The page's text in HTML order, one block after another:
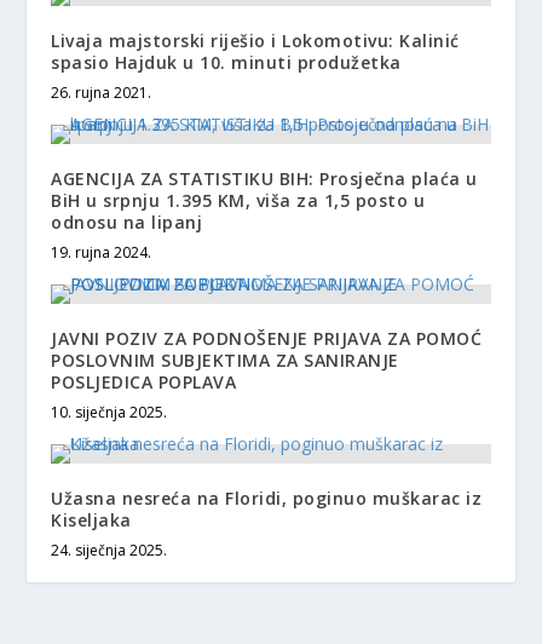
Livaja majstorski riješio i Lokomotivu: Kalinić
spasio Hajduk u 10. minuti produžetka
26. rujna 2021.
AGENCIJA ZA STATISTIKU BIH: Prosječna plaća u
BiH u srpnju 1.395 KM, viša za 1,5 posto u
odnosu na lipanj
19. rujna 2024.
JAVNI POZIV ZA PODNOŠENJE PRIJAVA ZA POMOĆ
POSLOVNIM SUBJEKTIMA ZA SANIRANJE
POSLJEDICA POPLAVA
10. siječnja 2025.
Užasna nesreća na Floridi, poginuo muškarac iz
Kiseljaka
24. siječnja 2025.